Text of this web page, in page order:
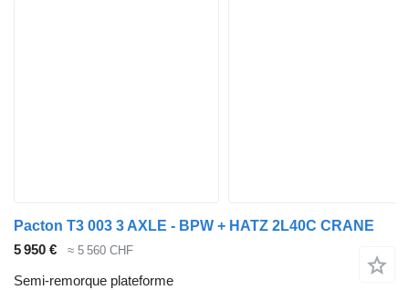
Pacton T3 003 3 AXLE - BPW + HATZ 2L40C CRANE
5 950 €
≈ 5 560 CHF
Semi-remorque plateforme